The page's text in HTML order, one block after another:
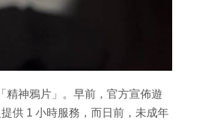
精神鴉片」。早前，官方宣佈遊
供 1 小時服務，而日前，未成年